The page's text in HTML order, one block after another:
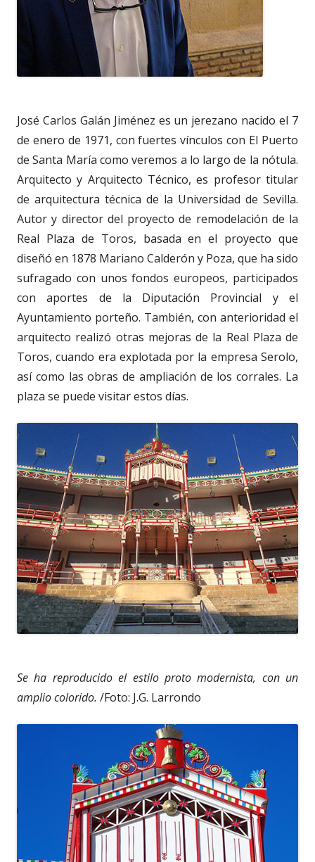
José Carlos Galán Jiménez es un jerezano nacido el 7
de enero de 1971, con fuertes vínculos con El Puerto
de Santa María como veremos a lo largo de la nótula.
Arquitecto y Arquitecto Técnico, es profesor titular
de arquitectura técnica de la Universidad de Sevilla.
Autor y director del proyecto de remodelación de la
Real Plaza de Toros, basada en el proyecto que
diseñó en 1878 Mariano Calderón y Poza, que ha sido
sufragado con unos fondos europeos, participados
con aportes de la Diputación Provincial y el
Ayuntamiento porteño. También, con anterioridad el
arquitecto realizó otras mejoras de la Real Plaza de
Toros, cuando era explotada por la empresa Serolo,
así como las obras de ampliación de los corrales. La
plaza se puede visitar estos días.
Se ha reproducido el estilo proto modernista, con un
amplio colorido. /Foto: J.G. Larrondo